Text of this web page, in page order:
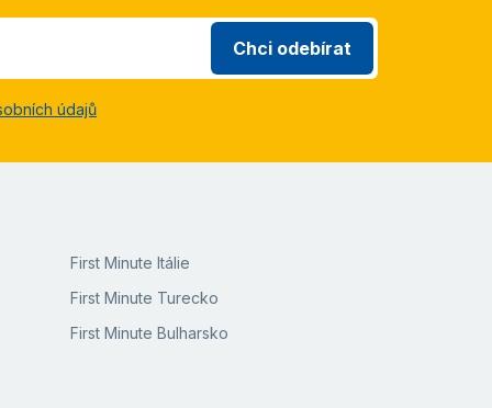
Chci odebírat
údajů
First Minute Itálie
First Minute Turecko
First Minute Bulharsko